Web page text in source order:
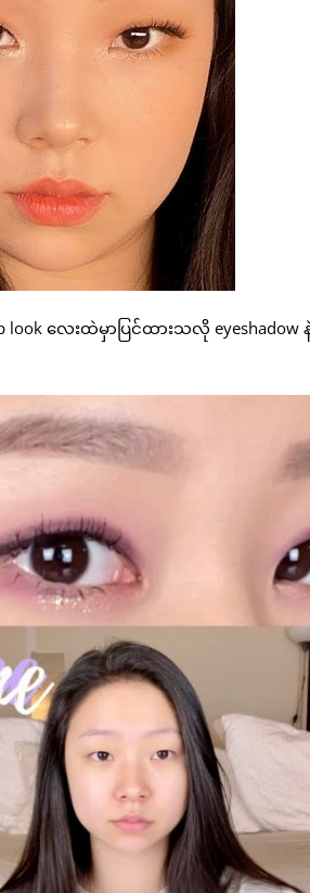
လေးထဲမှာပြင်ထားသလို eyeshadow